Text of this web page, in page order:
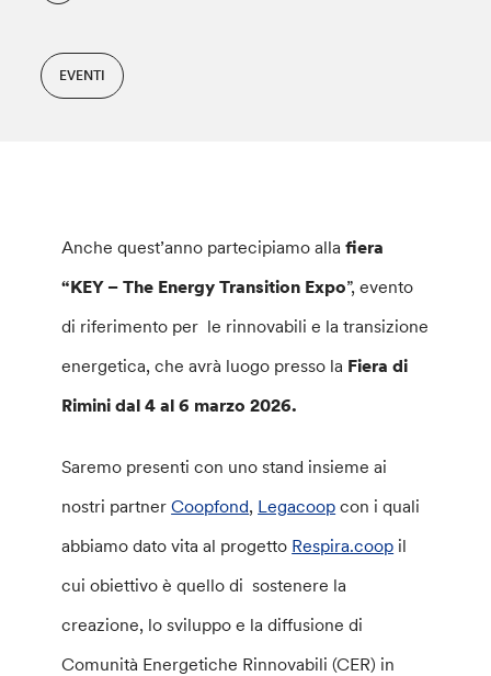
EVENTI
Anche quest’anno partecipiamo allafiera
“KEY – The Energy Transition Expo”, evento
di riferimento per le rinnovabili e la transizione
energetica, che avrà luogo presso la Fiera di
Rimini dal 4 al 6 marzo 2026.
Saremo presenti con uno stand insieme ai
nostri partnerCoopfond, Legacoop con i quali
abbiamo dato vita al progetto Respira.coop il
cui obiettivo è quello di sostenere la
creazione, lo sviluppo e la diffusione di
Comunità Energetiche Rinnovabili (CER) in